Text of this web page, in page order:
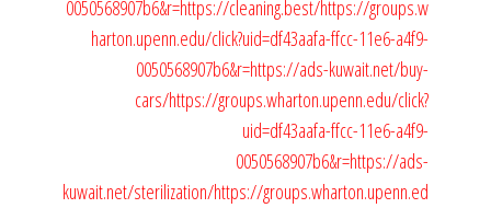
0050568907b6&r=https://cleaning.best/https://groups.w
harton.upenn.edu/click?uid=df43aafa-ffcc-11e6-a4f9-
0050568907b6&r=https://ads-kuwait.net/buy-
cars/https://groups.wharton.upenn.edu/click?
uid=df43aafa-ffcc-11e6-a4f9-
0050568907b6&r=https://ads-
kuwait.net/sterilization/https://groups.wharton.upenn.ed